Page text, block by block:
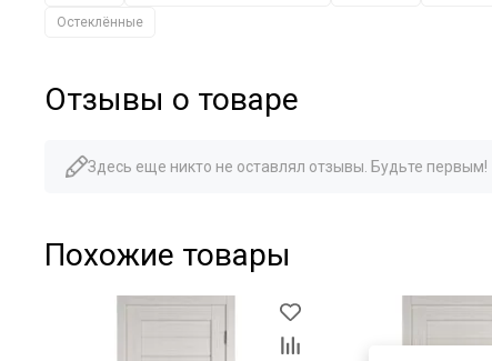
Остеклённые
Отзывы о товаре
Здесь еще никто не оставлял отзывы. Будьте первым!
Похожие товары